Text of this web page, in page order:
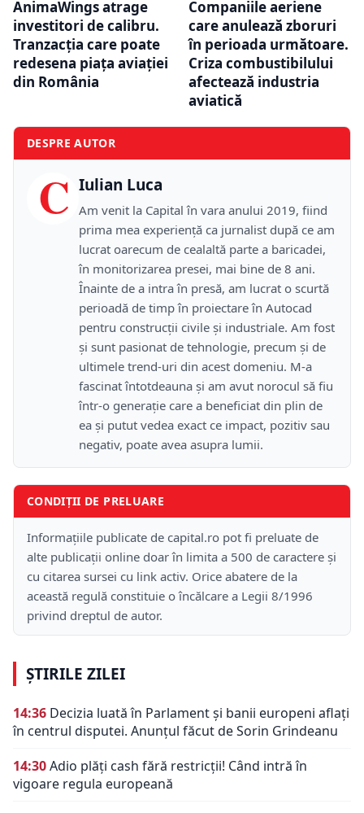
AnimaWings atrage
investitori de calibru.
Tranzacția care poate
redesena piața aviației
din România
Companiile aeriene
care anulează zboruri
în perioada următoare.
Criza combustibilului
afectează industria
aviatică
DESPRE AUTOR
C Iulian Luca
Am venit la Capital în vara anului 2019, fiind
prima mea experiență ca jurnalist după ce am
lucrat oarecum de cealaltă parte a baricadei,
în monitorizarea presei, mai bine de 8 ani.
Înainte de a intra în presă, am lucrat o scurtă
perioadă de timp în proiectare în Autocad
pentru construcții civile și industriale. Am fost
și sunt pasionat de tehnologie, precum și de
ultimele trend-uri din acest domeniu. M-a
fascinat întotdeauna și am avut norocul să fiu
într-o generație care a beneficiat din plin de
ea și putut vedea exact ce impact, pozitiv sau
negativ, poate avea asupra lumii.
CONDIȚII DE PRELUARE
Informațiile publicate de capital.ro pot fi preluate de
alte publicații online doar în limita a 500 de caractere și
cu citarea sursei cu link activ. Orice abatere de la
această regulă constituie o încălcare a Legii 8/1996
privind dreptul de autor.
ȘTIRILE ZILEI
14:36 Decizia luată în Parlament și banii europeni aflați
în centrul disputei. Anunțul făcut de Sorin Grindeanu
14:30Adio plăți cash fără restricții! Când intră în
vigoare regula europeană